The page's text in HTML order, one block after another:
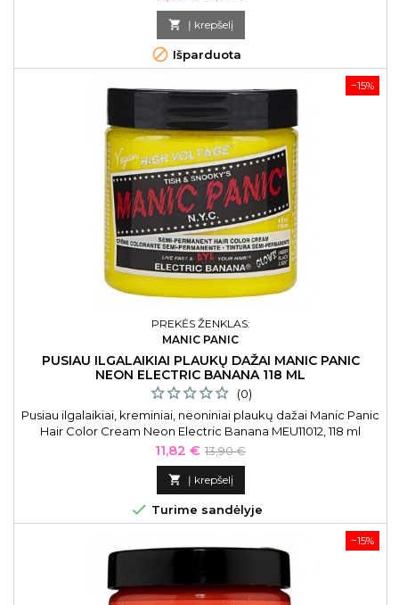
kaina
 Į krepšelį
 Išparduota
−15%
PREKĖS ŽENKLAS:
MANIC PANIC
PUSIAU ILGALAIKIAI PLAUKŲ DAŽAI MANIC PANIC
NEON ELECTRIC BANANA 118 ML
(0)
Pusiau ilgalaikiai, kreminiai, neoniniai plaukų dažai Manic Panic
Hair Color Cream Neon Electric Banana MEU11012, 118 ml
Kaina
11,82 € Bazinė
kaina
13,90 €
 Į krepšelį
 Turime sandėlyje
−15%